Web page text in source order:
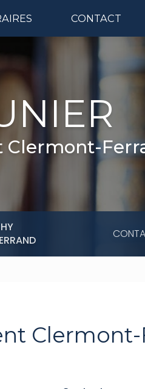
Navigation principale
CONTACT
Clermont-
Clermont-